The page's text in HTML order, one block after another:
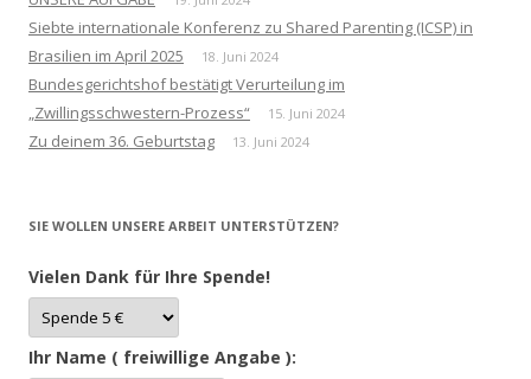
Siebte internationale Konferenz zu Shared Parenting (ICSP) in
Brasilien im April 2025
18. Juni 2024
Bundesgerichtshof bestätigt Verurteilung im
„Zwillingsschwestern-Prozess“
15. Juni 2024
Zu deinem 36. Geburtstag 13. Juni 2024
SIE WOLLEN UNSERE ARBEIT UNTERSTÜTZEN?
Vielen Dank für Ihre Spende!
Ihr Name ( freiwillige Angabe ):